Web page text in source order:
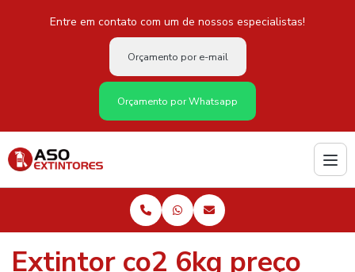
Entre em contato com um de nossos especialistas!
Orçamento por e-mail
Orçamento por Whatsapp
Extintor co2 6kg preço